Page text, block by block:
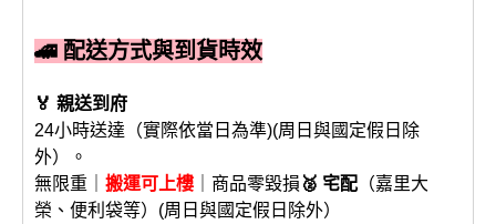
🚄 配送方式與到貨時效
🏅 親送到府
24小時送達（實際依當日為準)(周日與國定假日除
外）。
無限重｜ 搬運可上樓 ｜商品零毀損 🥈 宅配 （嘉里大
榮、便利袋等）(周日與國定假日除外）